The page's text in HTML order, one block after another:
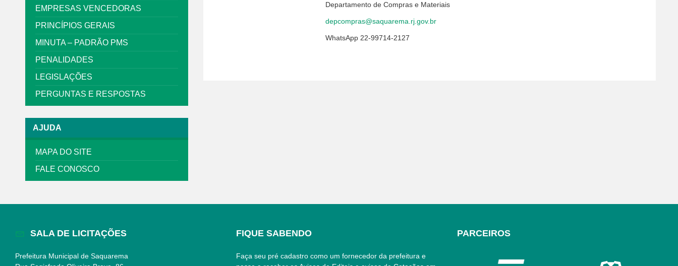
EMPRESAS VENCEDORAS
PRINCÍPIOS GERAIS
MINUTA – PADRÃO PMS
PENALIDADES
LEGISLAÇÕES
PERGUNTAS E RESPOSTAS
AJUDA
MAPA DO SITE
FALE CONOSCO
Departamento de Compras e Materiais
depcompras@saquarema.rj.gov.br
WhatsApp 22-99714-2127
SALA DE LICITAÇÕES
Prefeitura Municipal de Saquarema
FIQUE SABENDO
Faça seu pré cadastro como um fornecedor da prefeitura e
PARCEIROS